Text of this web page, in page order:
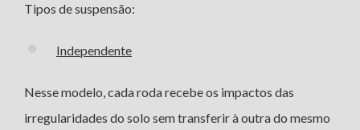
Tipos de suspensão:
Independente
Nesse modelo, cada roda recebe os impactos das
irregularidades do solo sem transferir à outra do mesmo